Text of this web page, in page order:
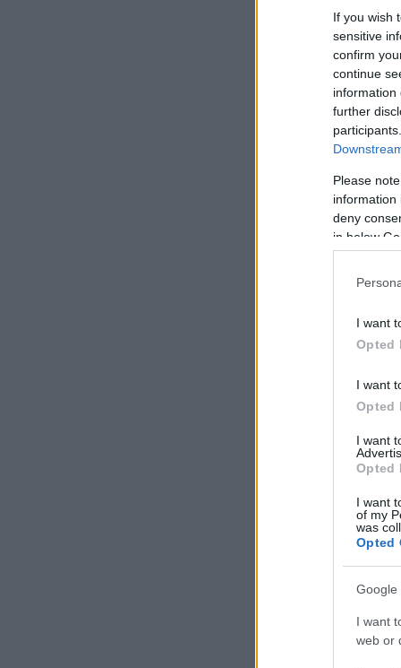
If you wish
sensitive
confirm
continue
information
further
Please
information
deny
in below
I want
Opted
I want
Opted
I want
Opted
I want
of my
was
Opted
Google
I want
web or